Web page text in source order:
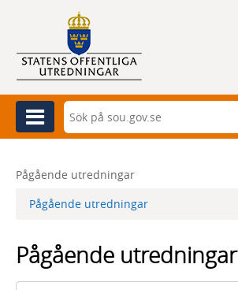
Meny
Sök
Sök
Pågående utredningar
Pågående utredningar
Pågående utredningar